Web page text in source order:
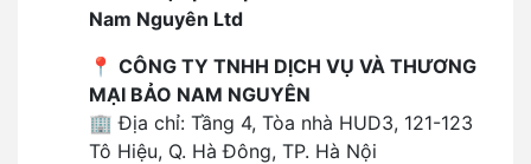
Nam Nguyên Ltd
📍 CÔNG TY TNHH DỊCH VỤ VÀ THƯƠNG
MẠI BẢO NAM NGUYÊN
🏢 Địa chỉ: Tầng 4, Tòa nhà HUD3, 121-123
Tô Hiệu, Q. Hà Đông, TP. Hà Nội